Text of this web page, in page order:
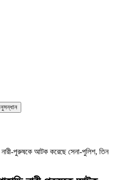
নারী-পুরুষকে আটক করেছে সেনা-পুলিশ, তিন